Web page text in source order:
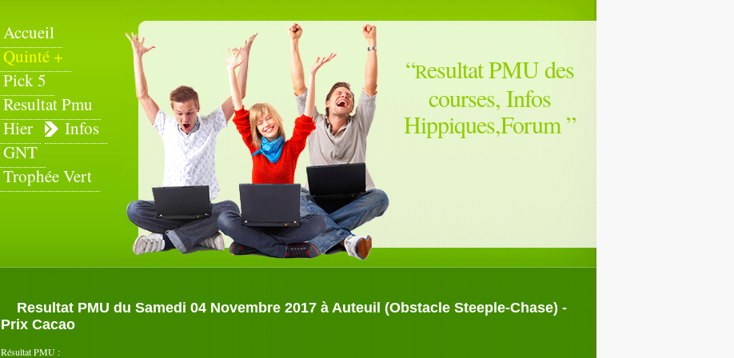
Accueil
Quinté +
Pick 5
Resultat Pmu
Hier
Infos
GNT
Trophée Vert
“Resultat PMU des
courses, Infos
Hippiques,Forum”
Resultat PMU du Samedi 04 Novembre 2017 à Auteuil (Obstacle Steeple-Chase) -
Prix Cacao
Résultat PMU :